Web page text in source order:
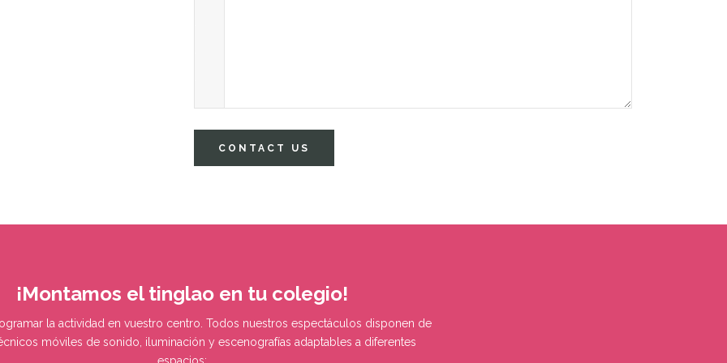
CONTACT US
¡Montamos el tinglao en tu colegio!
la actividad en vuestro centro. Todos nuestros espectáculos disponen de
móviles de sonido, iluminación y escenografías adaptables a diferentes